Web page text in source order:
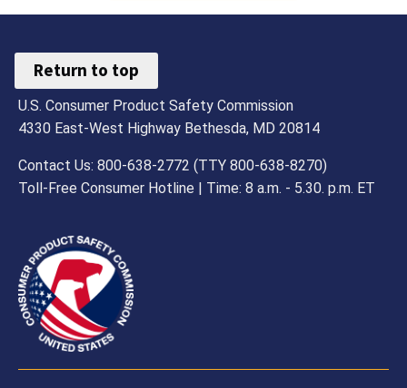
Return to top
U.S. Consumer Product Safety Commission
4330 East-West Highway Bethesda, MD 20814
Contact Us: 800-638-2772 (TTY 800-638-8270)
Toll-Free Consumer Hotline | Time: 8 a.m. - 5.30. p.m. ET